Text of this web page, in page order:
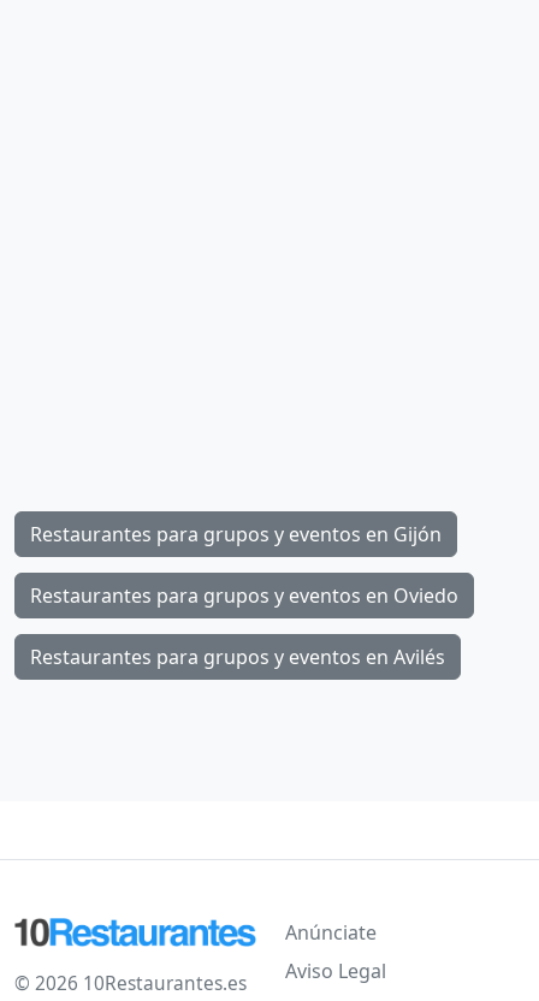
Restaurantes para grupos y eventos en Gijón
Restaurantes para grupos y eventos en Oviedo
Restaurantes para grupos y eventos en Avilés
© 2026 10Restaurantes.es
Anúnciate
Aviso Legal